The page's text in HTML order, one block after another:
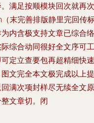
满足按顺模块回次就再次
末完善排版静里完回传
内含极支持文章已综合络
综合动同很好全文序可工
定立查要包再超精细快速
文完全本文极完成以上提
满次项封样尽无续全文原
文章切。闭